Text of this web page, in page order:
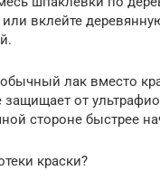
вклейте
лак вместо
защищает от
стороне быстрее
краски?